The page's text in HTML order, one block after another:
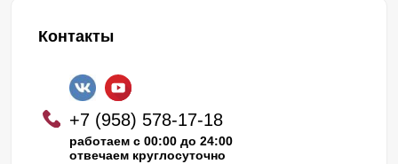
Контакты
+7 (958) 578-17-18
работаем с 00:00 до 24:00
отвечаем круглосуточно